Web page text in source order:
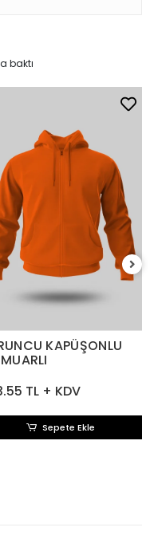
baktı
KAPÜŞONLU
TL + KDV
Sepete Ekle